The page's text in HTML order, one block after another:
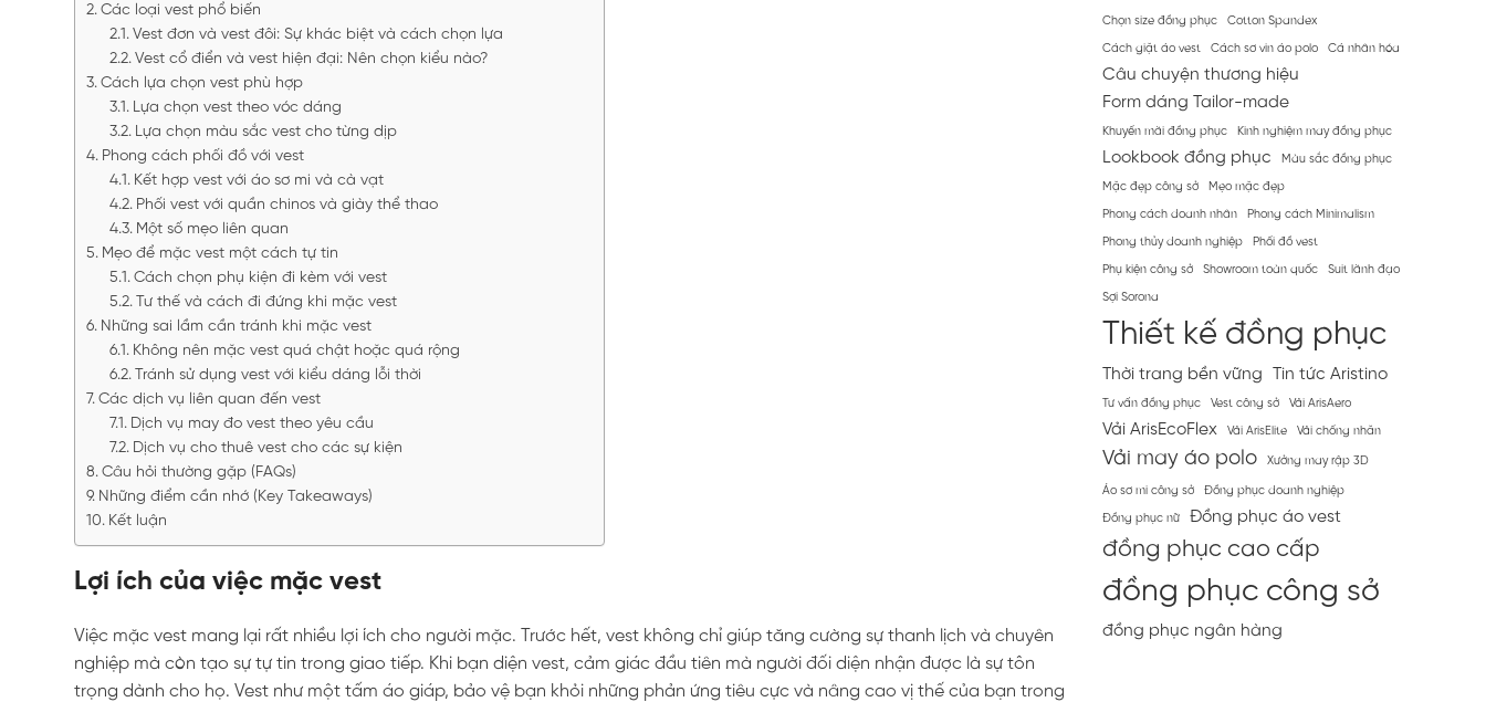
Các loại vest phổ biến
Vest đơn và vest đôi: Sự khác biệt và cách chọn lựa
Vest cổ điển và vest hiện đại: Nên chọn kiểu nào?
Cách lựa chọn vest phù hợp
Lựa chọn vest theo vóc dáng
Lựa chọn màu sắc vest cho từng dịp
Phong cách phối đồ với vest
Kết hợp vest với áo sơ mi và cà vạt
Phối vest với quần chinos và giày thể thao
Một số mẹo liên quan
Mẹo để mặc vest một cách tự tin
Cách chọn phụ kiện đi kèm với vest
Tư thế và cách đi đứng khi mặc vest
Những sai lầm cần tránh khi mặc vest
Không nên mặc vest quá chật hoặc quá rộng
Tránh sử dụng vest với kiểu dáng lỗi thời
Các dịch vụ liên quan đến vest
Dịch vụ may đo vest theo yêu cầu
Dịch vụ cho thuê vest cho các sự kiện
Câu hỏi thường gặp (FAQs)
Những điểm cần nhớ (Key Takeaways)
Kết luận
Lợi ích của việc mặc vest
Việc mặc vest mang lại rất nhiều lợi ích cho người mặc. Trước hết, vest không chỉ giúp tăng cường sự thanh lịch và chuyên
nghiệp mà còn tạo sự tự tin trong giao tiếp. Khi bạn diện vest, cảm giác đầu tiên mà người đối diện nhận được là sự tôn
trọng dành cho họ. Vest như một tấm áo giáp, bảo vệ bạn khỏi những phản ứng tiêu cực và nâng cao vị thế của bạn trong
Chọn size đồng phục Cotton Spandex
Cách giặt áo vest Cách sơ vin áo polo Cá nhân hóa
Câu chuyện thương hiệu
Form dáng Tailor-made
Khuyến mãi đồng phục Kinh nghiệm may đồng phục
Lookbook đồng phục Màu sắc đồng phục
Mặc đẹp công sở Mẹo mặc đẹp
Phong cách doanh nhân Phong cách Minimalism
Phong thủy doanh nghiệp Phối đồ vest
Phụ kiện công sở Showroom toàn quốc Suit lãnh đạo
Sợi Sorona
Thiết kế đồng phục
Thời trang bền vững Tin tức Aristino
Tư vấn đồng phục Vest công sở Vải ArisAero
Vải ArisEcoFlex Vải ArisElite Vải chống nhăn
Vải may áo polo Xưởng may rập 3D
Áo sơ mi công sở Đồng phục doanh nghiệp
Đồng phục nữ Đồng phục áo vest
đồng phục cao cấp
đồng phục công sở
đồng phục ngân hàng